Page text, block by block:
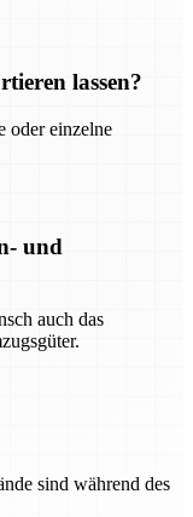
lassen?
oder einzelne
und
auch das
sind während des